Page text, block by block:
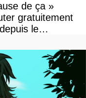
de ça »
gratuitement
le